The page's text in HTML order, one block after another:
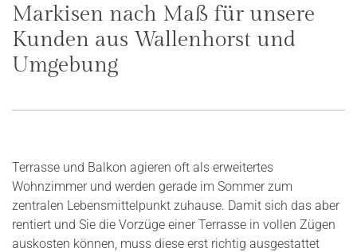
Markisen nach Maß für unsere
Kunden aus Wallenhorst und
Umgebung
Terrasse und Balkon agieren oft als erweitertes
Wohnzimmer und werden gerade im Sommer zum
zentralen Lebensmittelpunkt zuhause. Damit sich das aber
rentiert und Sie die Vorzüge einer Terrasse in vollen Zügen
auskosten können, muss diese erst richtig ausgestattet